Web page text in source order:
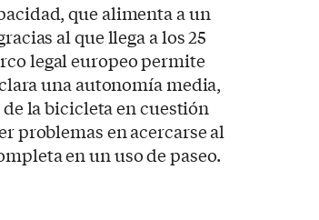
que alimenta a un
al que llega a los 25
legal europeo permite
una autonomía media,
la bicicleta en cuestión
problemas en acercarse al
en un uso de paseo.